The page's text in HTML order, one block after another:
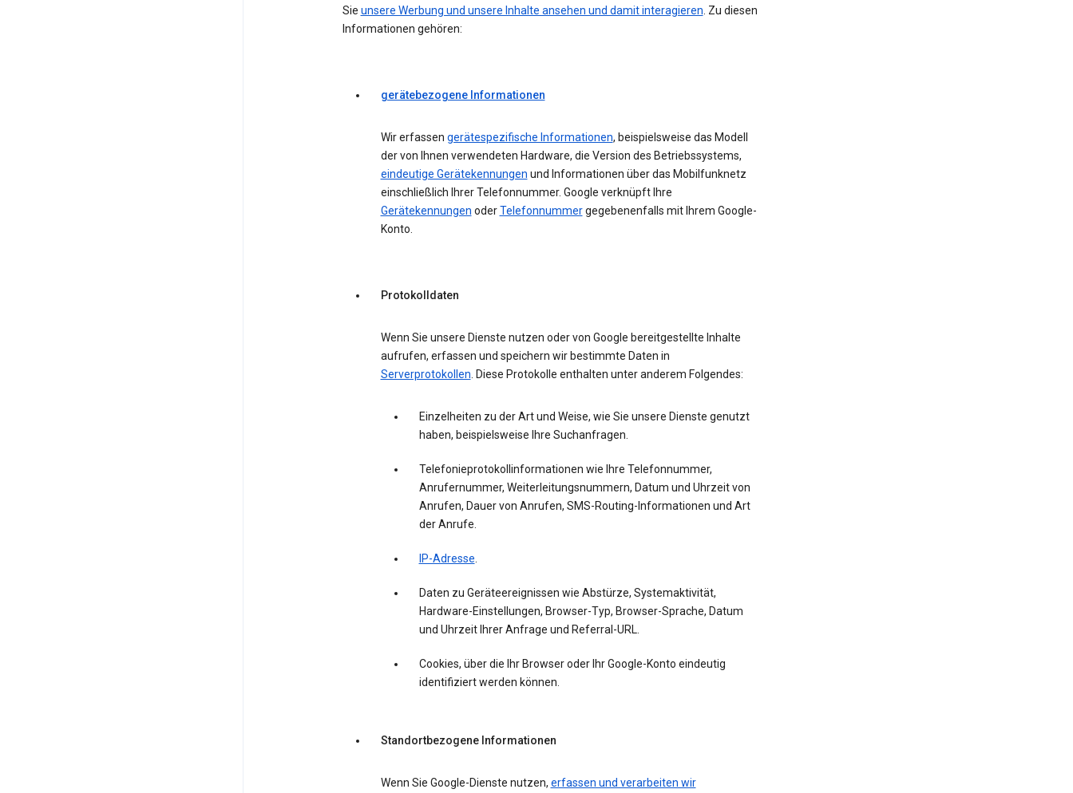
Sie unsere Werbung und unsere Inhalte ansehen und damit interagieren. Zu diesen
Informationen gehören:
gerätebezogene Informationen
Wir erfassen gerätespezifische Informationen, beispielsweise das Modell
der von Ihnen verwendeten Hardware, die Version des Betriebssystems,
eindeutige Gerätekennungen und Informationen über das Mobilfunknetz
einschließlich Ihrer Telefonnummer. Google verknüpft Ihre
Gerätekennungen oderTelefonnummergegebenenfalls mit Ihrem Google-
Konto.
Protokolldaten
Wenn Sie unsere Dienste nutzen oder von Google bereitgestellte Inhalte
aufrufen, erfassen und speichern wir bestimmte Daten in
Serverprotokollen. Diese Protokolle enthalten unter anderem Folgendes:
Einzelheiten zu der Art und Weise, wie Sie unsere Dienste genutzt
haben, beispielsweise Ihre Suchanfragen.
Telefonieprotokollinformationen wie Ihre Telefonnummer,
Anrufernummer, Weiterleitungsnummern, Datum und Uhrzeit von
Anrufen, Dauer von Anrufen, SMS-Routing-Informationen und Art
der Anrufe.
IP-Adresse.
Daten zu Geräteereignissen wie Abstürze, Systemaktivität,
Hardware-Einstellungen, Browser-Typ, Browser-Sprache, Datum
und Uhrzeit Ihrer Anfrage und Referral-URL.
Cookies, über die Ihr Browser oder Ihr Google-Konto eindeutig
identifiziert werden können.
Standortbezogene Informationen
Wenn Sie Google-Dienste nutzen, erfassen und verarbeiten wir